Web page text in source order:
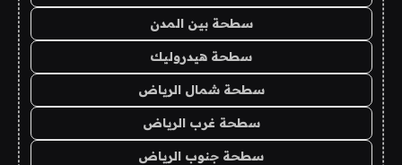
سطحة بين المدن
سطحة هيدروليك
سطحة شمال الرياض
سطحة غرب الرياض
سطحة جنوب الرياض